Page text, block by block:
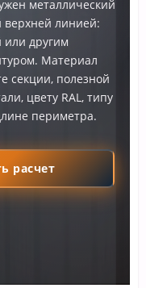
металлический
верхней линией:
или другим
Материал
секции, полезной
цвету RAL, типу
периметра.
расчет